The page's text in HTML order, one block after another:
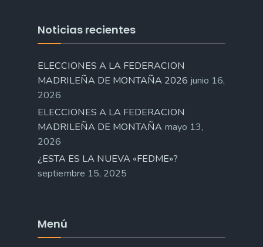
Noticias recientes
ELECCIONES A LA FEDERACION
MADRILEÑA DE MONTAÑA 2026 junio 16,
2026
ELECCIONES A LA FEDERACION
MADRILEÑA DE MONTAÑA mayo 13,
2026
¿ESTA ES LA NUEVA «FEDME»?
septiembre 15, 2025
Menú